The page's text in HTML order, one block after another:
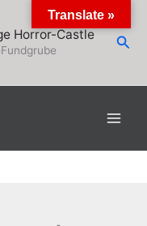
Horror-Castle
Translate »